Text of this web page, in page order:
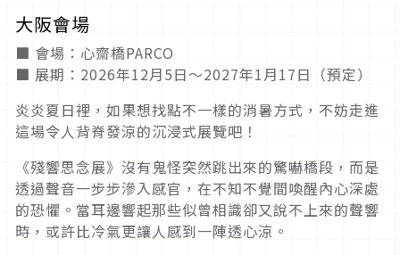
大阪會場
■ 會場：心齋橋PARCO
■ 展期：2026年12月5日～2027年1月17日（預定）
炎炎夏日裡，如果想找點不一樣的消暑方式，不妨走進
這場令人背脊發涼的沉浸式展覽吧！
《殘響思念展》沒有鬼怪突然跳出來的驚嚇橋段，而是
透過聲音一步步滲入感官，在不知不覺間喚醒內心深處
的恐懼。當耳邊響起那些似曾相識卻又說不上來的聲響
時，或許比冷氣更讓人感到一陣透心涼。